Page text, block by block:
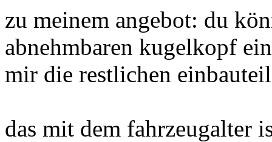
zu meinem angebot: du
abnehmbaren kugelkopf
mir die restlichen
das mit dem fahrzeugalter